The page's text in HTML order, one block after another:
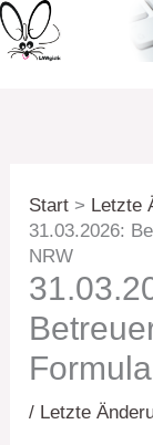
Zum
Inhalt
Start
Letzte
31.03.2026:
NRW
/ Letzte